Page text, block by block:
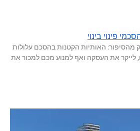
פינוי בינוי
האותיות הקטנות בהסכם עלולות
לייקר את העסקה ואף למנוע מכם למכור את